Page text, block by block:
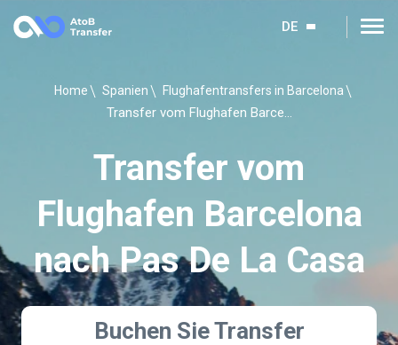
DE
Home Spanien Flughafentransfers in Barcelona
Transfer vom Flughafen Barcelona nach Pas De La Casa
Transfer vom
Flughafen Barcelona
nach Pas De La Casa
Buchen Sie Transfer